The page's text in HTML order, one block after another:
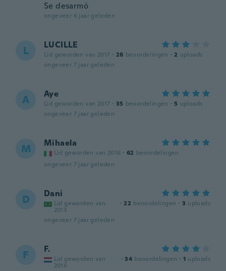
Se desarmó
ongeveer 6 jaar geleden
L LUCILLE
Lid geworden van 2017 · 28 beoordelingen · 2 uploads
ongeveer 7 jaar geleden
A Aye
Lid geworden van 2017 · 35 beoordelingen · 5 uploads
ongeveer 7 jaar geleden
M Mihaela
Lid geworden van 2016 · 62 beoordelingen
ongeveer 7 jaar geleden
D Dani
Lid geworden van
2013
· 22 beoordelingen · 3 uploads
ongeveer 7 jaar geleden
F F.
Lid geworden van
2016
· 34 beoordelingen · 1 uploads